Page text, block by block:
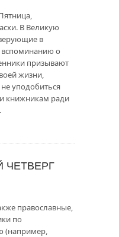
В Великую
в
вспоминанию о
призывают
жизни,
уподобиться
книжникам ради
ЧЕТВЕРГ
православные,
по
(например,